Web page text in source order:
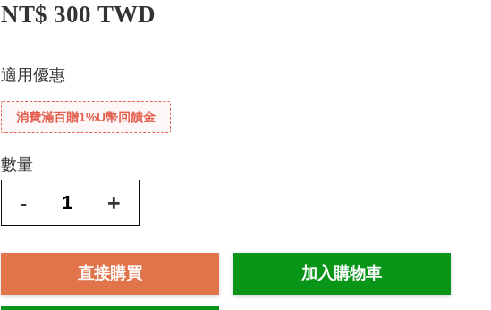
NT$ 300 TWD
適用優惠
消費滿百贈1%U幣回饋金
數量
- +
直接購買 加入購物車